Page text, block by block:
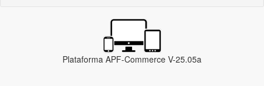
Plataforma APF-Commerce V-25.05a